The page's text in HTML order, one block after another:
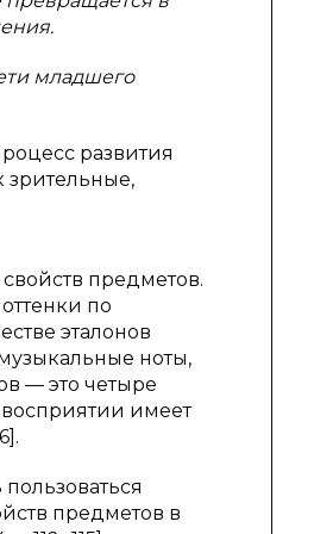
младшего
развития
зрительные,
предметов.
по
эталонов
ноты,
— это четыре
имеет
предметов в